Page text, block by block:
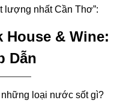
lượng nhất Cần Thơ”:
House & Wine:
Dẫn
những loại nước sốt gì?